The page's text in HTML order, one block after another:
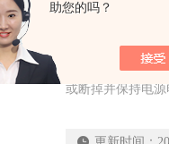
助您的吗？
伊顿按钮开
按钮开关就是指
或断掉并保持电
关用作手动式传